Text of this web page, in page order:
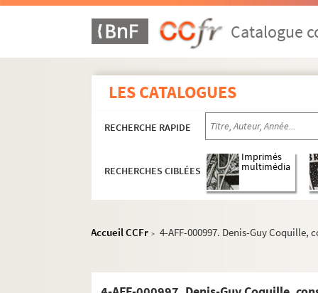
Catalogue
LES CATALOGUES
RECHERCHE RAPIDE
RECHERCHES CIBLÉES
Imprimés
multimédia
Accueil CCFr > 4-AFF-000997. Denis-Guy
Actes royaux